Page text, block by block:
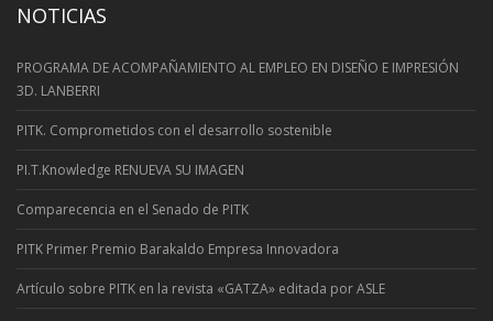
NOTICIAS
PROGRAMA DE ACOMPAÑAMIENTO AL EMPLEO EN DISEÑO E IMPRESIÓN
3D. LANBERRI
PITK. Comprometidos con el desarrollo sostenible
PI.T.Knowledge RENUEVA SU IMAGEN
Comparecencia en el Senado de PITK
PITK Primer Premio Barakaldo Empresa Innovadora
Artí­culo sobre PITK en la revista «GATZA» editada por ASLE